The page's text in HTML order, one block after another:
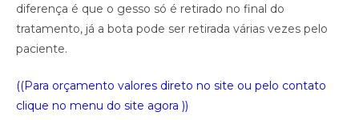
diferença é que o gesso só é retirado no final do
tratamento, já a bota pode ser retirada várias vezes pelo
paciente.
((Para orçamento valores direto no site ou pelo contato
clique no menu do site agora ))